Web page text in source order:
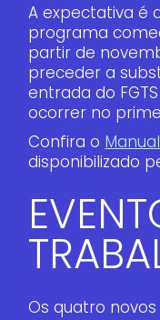
A expectativa é
programa
partir de
preceder a
entrada do
ocorrer no
Confira o
disponibilizado
Os quatro